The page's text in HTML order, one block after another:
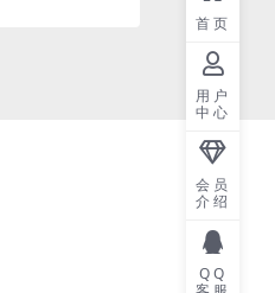
首页
用户
中心
会员
介绍
QQ